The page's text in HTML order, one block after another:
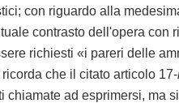
con riguardo alla
contrasto dell'opera con
richiesti «i pareri delle
che il citato articolo 17-
chiamate ad esprimersi, ma